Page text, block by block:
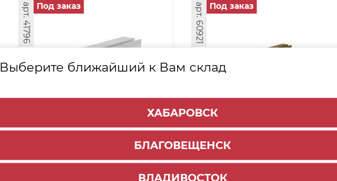
Выберите ближайший к Вам склад
ХАБАРОВСК
БЛАГОВЕЩЕНСК
ВЛАДИВОСТОК
Фасадный рамочный профиль
Ф 1-17 (RF 08) Белый глянец, 3
арт. 41796 Под заказ
1 844₽ - +
Фасадный рамочный профиль
Ф 1-17 (RF 08) Золото мат. браш,
3 м (10)/ПОД ЗАКАЗ
арт. 60921 Под заказ
1 947₽ - +